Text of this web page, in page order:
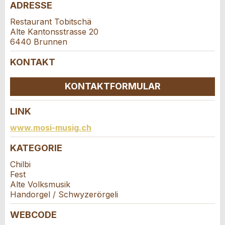
Anzeige nicht mehr gültig
Anzeige unvollständig
Nachricht
* Eingabe erforderlich
* Eingabe erforderlich
ANZEIGE WEITEREMPFEHLEN
Schliessen
Anzahl der Teilnehmer *:
Vorname / Nachname *:
Firma / Organisation:
Adresszusatz:
Strasse und Nr. *:
PLZ / Ort *:
ADRESSE
Restaurant Tobitschä
Alte Kantonsstrasse 20
6440 Brunnen
KONTAKT
KONTAKTFORMULAR
Kontakt
Verfassen Sie eine Nachricht für die
Kontaktpersonen dieser Anzeige.
LINK
www.mosi-musig.ch
KATEGORIE
Chilbi
Fest
Alte Volksmusik
Handorgel / Schwyzerörgeli
WEBCODE